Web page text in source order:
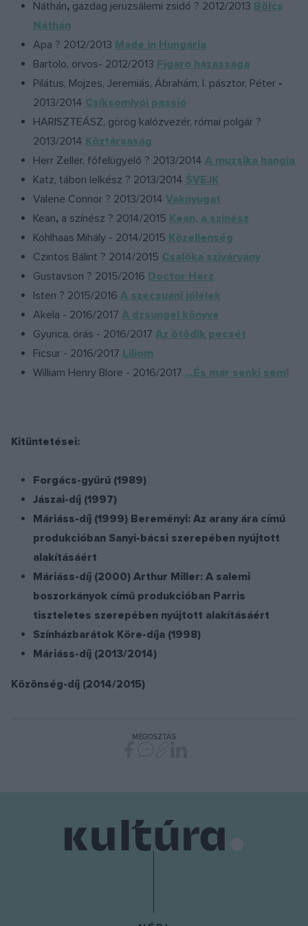
Náthán, gazdag jeruzsálemi zsidó ? 2012/2013 Bölcs
Náthán
Apa ? 2012/2013 Made in Hungária
Bartolo, orvos- 2012/2013 Figaro házassága
Pilátus, Mojzes, Jeremiás, Ábrahám, I. pásztor, Péter -
2013/2014 Csíksomlyói passió
HARISZTEÁSZ, görög kalózvezér, római polgár ?
2013/2014 Köztársaság
Herr Zeller, főfelügyelő ? 2013/2014 A muzsika hangja
Katz, tábori lelkész ? 2013/2014 ŠVEJK
Valene Connor ? 2013/2014 Vaknyugat
Kean, a színész ? 2014/2015 Kean, a színész
Kohlhaas Mihály - 2014/2015 Közellenség
Czintos Bálint ? 2014/2015 Csalóka szivárvány
Gustavson ? 2015/2016 Doctor Herz
Isten ? 2015/2016 A szecsuáni jólélek
Akela - 2016/2017 A dzsungel könyve
Gyurica, órás - 2016/2017 Az ötödik pecsét
Ficsur - 2016/2017 Liliom
William Henry Blore - 2016/2017 ...És már senki sem!
Kitüntetései:
Forgács-gyűrű (1989)
Jászai-díj (1997)
Máriáss-díj (1999) Bereményi: Az arany ára című
produkcióban Sanyi-bácsi szerepében nyújtott
alakításáért
Máriáss-díj (2000) Arthur Miller: A salemi
boszorkányok című produkcióban Parris
tiszteletes szerepében nyújtott alakításáért
Színházbarátok Köre-díja (1998)
Máriáss-díj (2013/2014)
Közönség-díj (2014/2015)
MEGOSZTÁS